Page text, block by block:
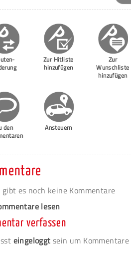
Zur Hitliste
hinzufügen
Zur
Wunschliste
hinzufügen
den
Ansteuern
es noch keine Kommentare
lesen
verfassen
eingeloggt sein um